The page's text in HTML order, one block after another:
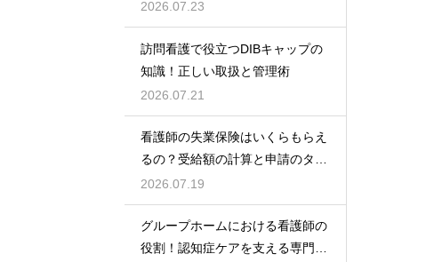
2026.07.23
訪問看護で役立つDIBキャップの
知識！正しい取扱と管理術
2026.07.21
看護師の失業保険はいくらもらえ
るの？受給額の計算と申請のタイ
ミング
2026.07.19
グループホームにおける看護師の
役割！認知症ケアを支える専門的